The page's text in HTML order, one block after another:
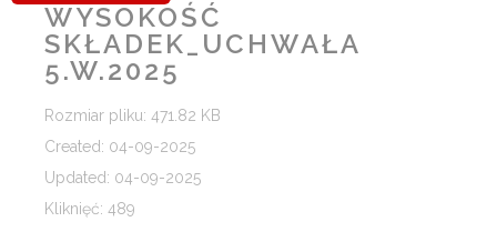
WYSOKOŚĆ
SKŁADEK_UCHWAŁA
5.W.2025
Rozmiar pliku: 471.82 KB
Created: 04-09-2025
Updated: 04-09-2025
Kliknięć: 489